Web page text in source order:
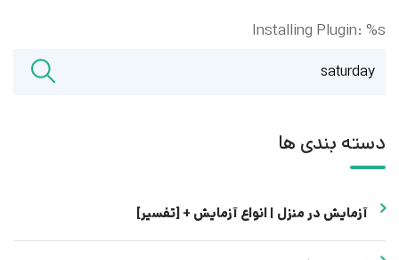
Installing Plugin: %s
دسته بندی ها
آزمایش در منزل | انواع آزمایش + [تفسیر]